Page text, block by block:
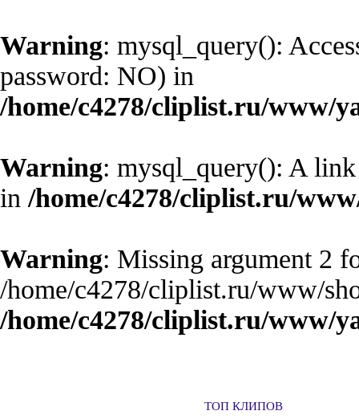
Warning: mysql_query():
password: NO) in
/home/c4278/cliplist.ru/www/
Warning: mysql_query(): A
in /home/c4278/cliplist.ru/
Warning: Missing argument 2
/home/c4278/cliplist.ru/www/
/home/c4278/cliplist.ru/www/
ТОП КЛИПОВ